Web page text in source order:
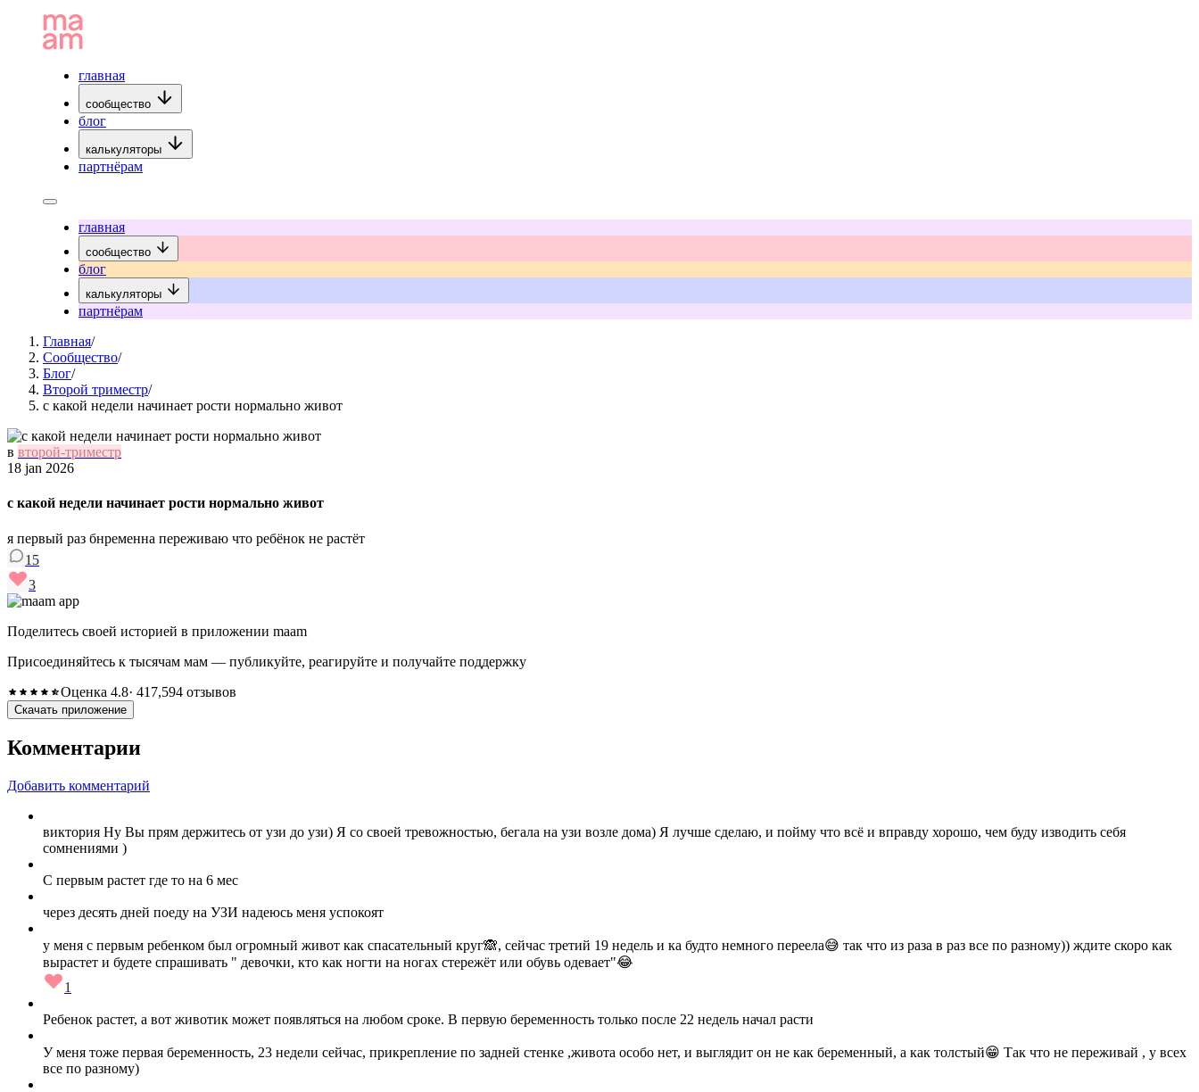
главная
сообщество
блог
калькуляторы
партнёрам
главная
сообщество
блог
калькуляторы
партнёрам
Главная/
Сообщество/
Блог/
Второй триместр/
с какой недели начинает рости нормально живот
в второй-триместр
18 jan 2026
с какой недели начинает рости нормально живот
я первый раз бнременна переживаю что ребёнок не растёт
15
3
Поделитесь своей историей в приложении maam
Присоединяйтесь к тысячам мам — публикуйте, реагируйте и получайте поддержку
Оценка 4.8· 417,594 отзывов
Скачать приложение
Комментарии
Добавить комментарий
виктория Ну Вы прям держитесь от узи до узи) Я со своей тревожностью, бегала на узи возле дома) Я лучше сделаю, и пойму что всё и вправду хорошо, чем буду изводить себя
сомнениями )
С первым растет где то на 6 мес
через десять дней поеду на УЗИ надеюсь меня успокоят
у меня с первым ребенком был огромный живот как спасательный круг🙈, сейчас третий 19 недель и ка будто немного переела😅 так что из раза в раз все по разному)) ждите скоро как
вырастет и будете спрашивать " девочки, кто как ногти на ногах стережёт или обувь одевает"😂
1
Ребенок растет, а вот животик может появляться на любом сроке. В первую беременность только после 22 недель начал расти
У меня тоже первая беременность, 23 недели сейчас, прикрепление по задней стенке ,живота особо нет, и выглядит он не как беременный, а как толстый😁 Так что не переживай , у всех
все по разному)